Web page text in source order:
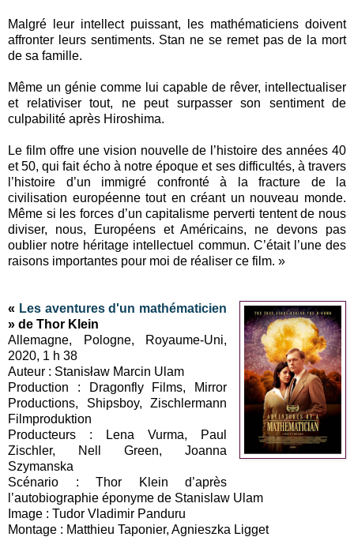
Malgré leur intellect puissant, les mathématiciens doivent
affronter leurs sentiments. Stan ne se remet pas de la mort
de sa famille.
Même un génie comme lui capable de rêver, intellectualiser
et relativiser tout, ne peut surpasser son sentiment de
culpabilité après Hiroshima.
Le film offre une vision nouvelle de l’histoire des années 40
et 50, qui fait écho à notre époque et ses difficultés, à travers
l’histoire d’un immigré confronté à la fracture de la
civilisation européenne tout en créant un nouveau monde.
Même si les forces d’un capitalisme perverti tentent de nous
diviser, nous, Européens et Américains, ne devons pas
oublier notre héritage intellectuel commun. C’était l’une des
raisons importantes pour moi de réaliser ce film. »
« Les aventures d'un mathématicien
» de Thor Klein
Allemagne, Pologne, Royaume-Uni,
2020, 1 h 38
Auteur : Stanisław Marcin Ulam
Production : Dragonfly Films, Mirror
Productions, Shipsboy, Zischlermann
Filmproduktion
Producteurs : Lena Vurma, Paul
Zischler, Nell Green, Joanna
Szymanska
Scénario : Thor Klein d’après
l’autobiographie éponyme de Stanislaw Ulam
Image : Tudor Vladimir Panduru
Montage : Matthieu Taponier, Agnieszka Ligget